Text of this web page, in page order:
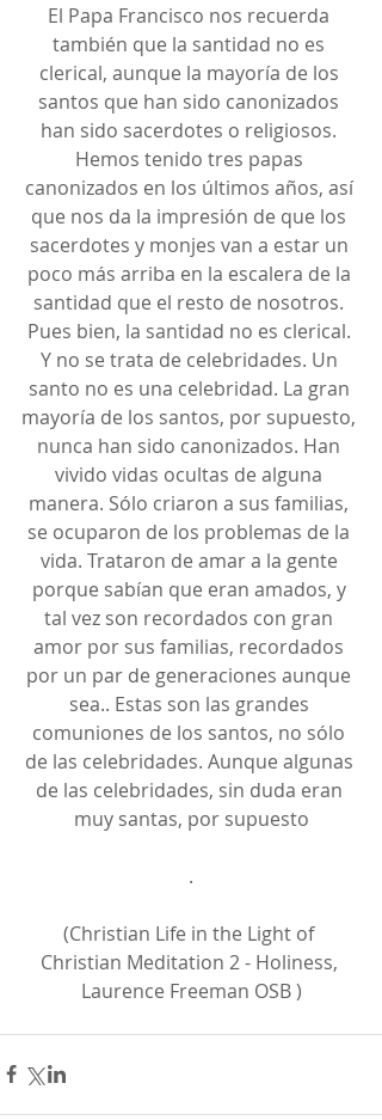
El Papa Francisco nos recuerda
también que la santidad no es
clerical, aunque la mayoría de los
santos que han sido canonizados
han sido sacerdotes o religiosos.
Hemos tenido tres papas
canonizados en los últimos años, así
que nos da la impresión de que los
sacerdotes y monjes van a estar un
poco más arriba en la escalera de la
santidad que el resto de nosotros.
Pues bien, la santidad no es clerical.
Y no se trata de celebridades. Un
santo no es una celebridad. La gran
mayoría de los santos, por supuesto,
nunca han sido canonizados. Han
vivido vidas ocultas de alguna
manera. Sólo criaron a sus familias,
se ocuparon de los problemas de la
vida. Trataron de amar a la gente
porque sabían que eran amados, y
tal vez son recordados con gran
amor por sus familias, recordados
por un par de generaciones aunque
sea.. Estas son las grandes
comuniones de los santos, no sólo
de las celebridades. Aunque algunas
de las celebridades, sin duda eran
muy santas, por supuesto
.
(Christian Life in the Light of
Christian Meditation 2 - Holiness,
Laurence Freeman OSB )